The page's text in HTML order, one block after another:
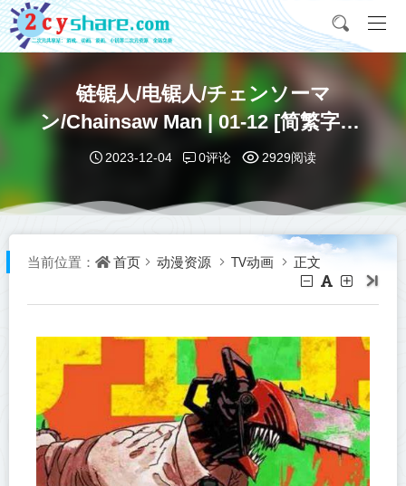
链锯人/电锯人/チェンソーマ
ン/Chainsaw Man | 01-12 [简繁字幕]
BDrip 1080p
2023-12-04 0评论 2929阅读
当前位置： 首页 动漫资源 TV动画 正文